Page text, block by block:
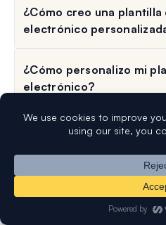
¿Cómo creo una
electrónico
¿Cómo personalizo mi
electrónico?
extquestionmark
plantillas de correo
WPForms?